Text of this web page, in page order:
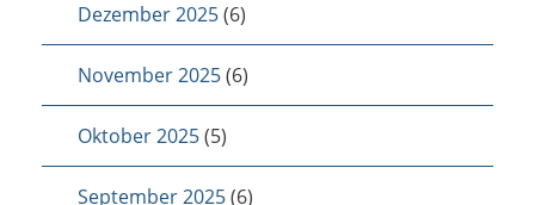
Dezember 2025(6)
November 2025(6)
Oktober 2025(5)
September 2025(6)